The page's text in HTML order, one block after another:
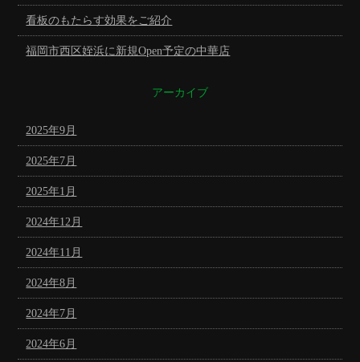
看板のもたらす効果をご紹介
福岡市西区姪浜に新規Open予定の中華店
アーカイブ
2025年9月
2025年7月
2025年1月
2024年12月
2024年11月
2024年8月
2024年7月
2024年6月